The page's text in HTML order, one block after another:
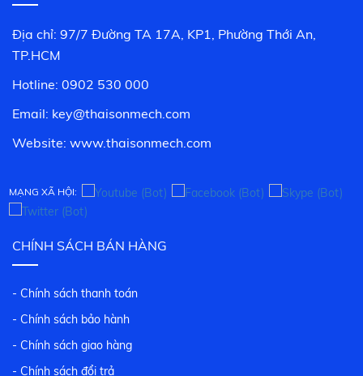
Địa chỉ: 97/7 Đường TA 17A, KP1, Phường Thới An,
TP.HCM
Hotline: 0902 530 000
Email: key@thaisonmech.com
Website: www.thaisonmech.com
MẠNG XÃ HỘI:
CHÍNH SÁCH BÁN HÀNG
- Chính sách thanh toán
- Chính sách bảo hành
- Chính sách giao hàng
- Chính sách đổi trả